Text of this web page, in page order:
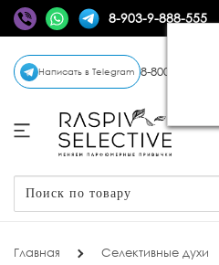
8-903-9-888-555
Написать в Telegram 8-800-770-72-34
Главная Селективные духи